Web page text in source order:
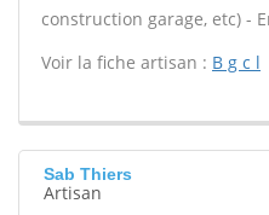
construction garage, etc) -
Voir la fiche artisan : B g c l
Sab Thiers
Artisan